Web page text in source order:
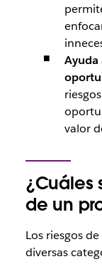
valor
¿Cuáles
de un
Los riesgos
diversas